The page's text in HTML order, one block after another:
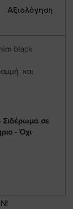
Αξιολόγηση
black
και
Σιδέρωμα σε
- Όχι